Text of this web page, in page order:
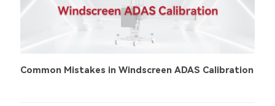
Common Mistakes in Windscreen ADAS Calibration